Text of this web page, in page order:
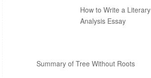
How to Write a Literary
Analysis Essay
Summary of Tree Without Roots